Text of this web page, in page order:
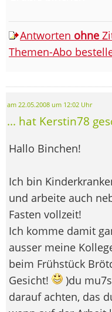
Antworten ohne
Themen-Abo
am 22.05.2008 um 12:02 Uhr
... hat Kerstin78
Hallo Binchen!
Ich bin
und arbeite auch
Fasten vollzeit!
Ich komme damit
ausser meine
beim Frühstück
Gesicht!
)du
darauf achten, das